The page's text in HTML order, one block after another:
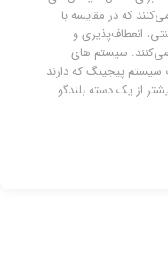
که در مقایسه با
انعطاف‌پذیری و
می‌کنند. سیستم های
سیستم پیجینگ که دارند
از یک دسته بلندگو